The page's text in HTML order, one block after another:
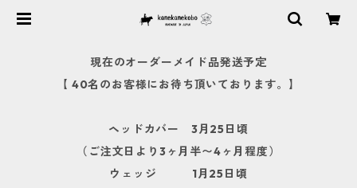
現在のオーダーメイド品発送予定
【 40名のお客様にお待ち頂いております。】
ヘッドカバー 3月25日頃
（ご注文日より3ヶ月半〜4ヶ月程度）
ウェッジ 1月25日頃